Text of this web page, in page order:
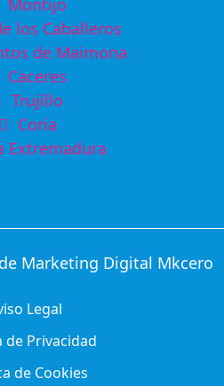
Montijo
los Caballeros
de Maimona
Caceres
Trujillo
Coria
Extremadura
Marketing Digital Mkcero
Legal
de Privacidad
de Cookies